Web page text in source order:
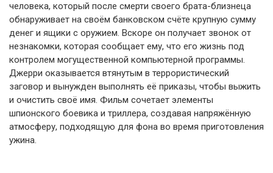
человека, который после смерти своего брата-близнеца
обнаруживает на своём банковском счёте крупную сумму
денег и ящики с оружием. Вскоре он получает звонок от
незнакомки, которая сообщает ему, что его жизнь под
контролем могущественной компьютерной программы.
Джерри оказывается втянутым в террористический
заговор и вынужден выполнять её приказы, чтобы выжить
и очистить своё имя. Фильм сочетает элементы
шпионского боевика и триллера, создавая напряжённую
атмосферу, подходящую для фона во время приготовления
ужина.